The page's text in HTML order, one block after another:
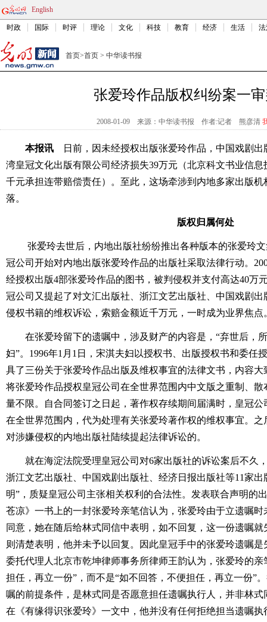
English
时政 国际 时评 理论 文化 科技 教育 经济 生活
首页>首页 > 中华读书报
张爱玲作品版权纠纷案一
2008-01-09 来源：中华读书报 作者:记者 熊彦清
本报讯 日前，因未经授权出版张爱玲作品，中国戏剧出
湾皇冠文化出版有限公司经济损失39万元（北京科文书业信
千元承担连带赔偿责任）。至此，这场牵涉到内地多家出版
落。
版权归属何处
张爱玲去世后，内地出版社纷纷推出各种版本的张爱玲
冠公司开始对内地出版张爱玲作品的出版社采取法律行动。
经授权出版4部张爱玲作品的图书，被判侵权并支付高达40万
冠公司又提起了对文汇出版社、浙江文艺出版社、中国戏剧出
侵权书籍的维权诉讼，索赔金额近千万元，一时成为业界焦点
在张爱玲留下的遗嘱中，涉及财产的内容是，“弃世后，
妇”。1996年1月1日，宋淇夫妇以授权书、出版授权书和委任
具了三份关于张爱玲作品出版及维权事宜的法律文书，内容
将张爱玲作品授权皇冠公司在全世界范围内中文版之重制、
量不限。自合同签订之日起，著作权存续期间届满时，皇冠
在全世界范围内，代为处理有关张爱玲著作权的维权事宜。
对涉嫌侵权的内地出版社陆续提起法律诉讼的。
就在海淀法院受理皇冠公司对6家出版社的诉讼案后不久
浙江文艺出版社、中国戏剧出版社、经济日报出版社等11家
明”，质疑皇冠公司主张相关权利的合法性。发表联合声明的
苍凉》一书上的一封张爱玲亲笔信认为，张爱玲由于立遗嘱
同意，她在随后给林式同信中表明，如不回复，这一份遗嘱
则清楚表明，他并未予以回复。因此皇冠手中的张爱玲遗嘱
委托代理人北京市乾坤律师事务所律师王韵认为，张爱玲的
担任，再立一份”，而不是“如不回答，不便担任，再立一份”
嘱的前提条件，是林式同是否愿意担任遗嘱执行人，并非林
在《有缘得识张爱玲》一文中，他并没有任何拒绝担当遗嘱执